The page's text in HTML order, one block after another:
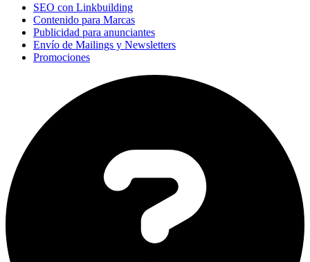
SEO con Linkbuilding
Contenido para Marcas
Publicidad para anunciantes
Envío de Mailings y Newsletters
Promociones